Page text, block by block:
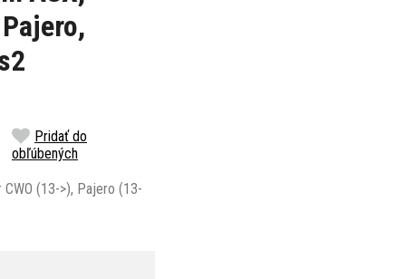
Pridať do
obľúbených
(13->), Pajero (13-